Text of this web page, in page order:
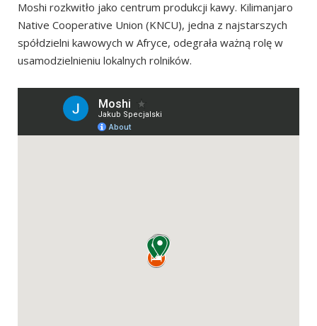
Moshi rozkwitło jako centrum produkcji kawy. Kilimanjaro
Native Cooperative Union (KNCU), jedna z najstarszych
spółdzielni kawowych w Afryce, odegrała ważną rolę w
usamodzielnieniu lokalnych rolników.